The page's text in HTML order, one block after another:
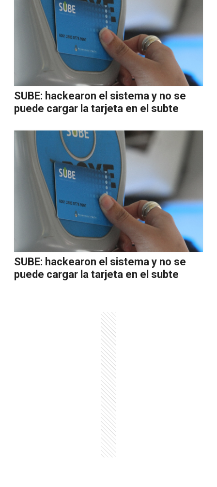
SUBE: hackearon el sistema y no se
puede cargar la tarjeta en el subte
SUBE: hackearon el sistema y no se
puede cargar la tarjeta en el subte